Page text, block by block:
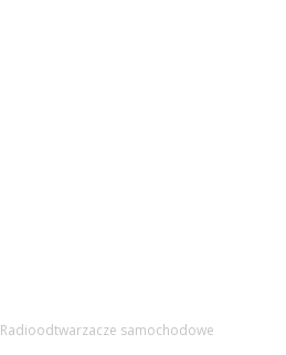
Radioodtwarzacze samochodowe